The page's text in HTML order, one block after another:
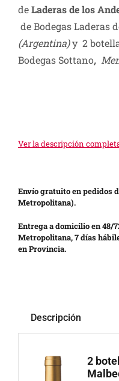
deLaderas de los
de Bodegas Laderas
(Argentina)y 2
Bodegas Sottano,
Ver la descripción
Envío gratuito en pedidos
Metropolitana).
Entrega a domicilio en 48/
Metropolitana, 7 días
en Provincia.
Descripción
2